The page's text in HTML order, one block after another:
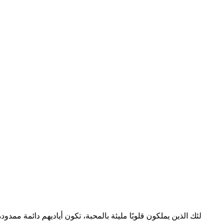
يملكون قلوبًا مليئة بالمحبة، تكون أياديهم دائمة ممدودة حين